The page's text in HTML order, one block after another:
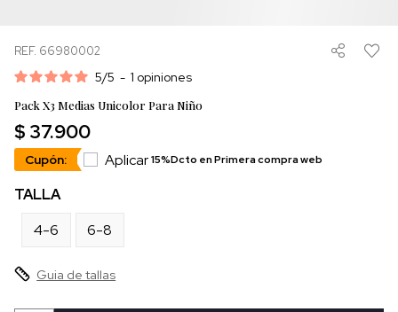
REF. 66980002
5/5 - 1 opiniones
Pack X3 Medias Unicolor Para Niño
$ 37.900
Cupón: Aplicar15%Dcto en Primera compra web
TALLA
4-6
6-8
Guia de tallas